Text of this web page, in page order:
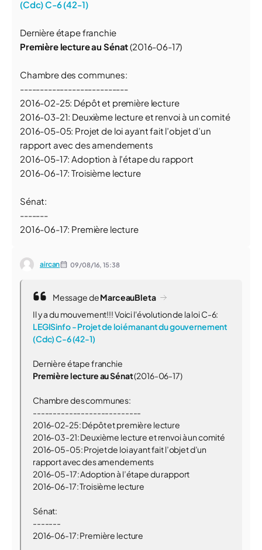
(Cdc) C-6 (42-1)
Dernière étape franchie
Première lecture au Sénat(2016-06-17)
Chambre des communes:
---------------------------
2016-02-25: Dépôt et première lecture
2016-03-21: Deuxième lecture et renvoi à un comité
2016-05-05: Projet de loi ayant fait l’objet d’un
rapport avec des amendements
2016-05-17: Adoption à l’étape du rapport
2016-06-17: Troisième lecture
Sénat:
-------
2016-06-17: Première lecture
aircan 09/08/16,15:38
Message deMarceauBleta
Il y a du mouvement!!! Voici l'évolution de la loi C-6:
LEGISinfo - Projet de loi émanant du gouvernement
(Cdc) C-6 (42-1)
Dernière étape franchie
Première lecture au Sénat(2016-06-17)
Chambre des communes:
---------------------------
2016-02-25: Dépôt et première lecture
2016-03-21: Deuxième lecture et renvoi à un comité
2016-05-05: Projet de loi ayant fait l’objet d’un
rapport avec des amendements
2016-05-17: Adoption à l’étape du rapport
2016-06-17: Troisième lecture
Sénat:
-------
2016-06-17: Première lecture